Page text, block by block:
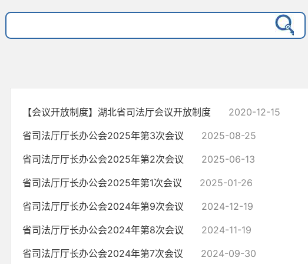
【会议开放制度】湖北省司法厅会议开放制度
2020-12-15
省司法厅厅长办公会2025年第3次会议
2025-08-25
省司法厅厅长办公会2025年第2次会议
2025-06-13
省司法厅厅长办公会2025年第1次会议
2025-01-26
省司法厅厅长办公会2024年第9次会议
2024-12-19
省司法厅厅长办公会2024年第8次会议
2024-11-19
省司法厅厅长办公会2024年第7次会议
2024-09-30